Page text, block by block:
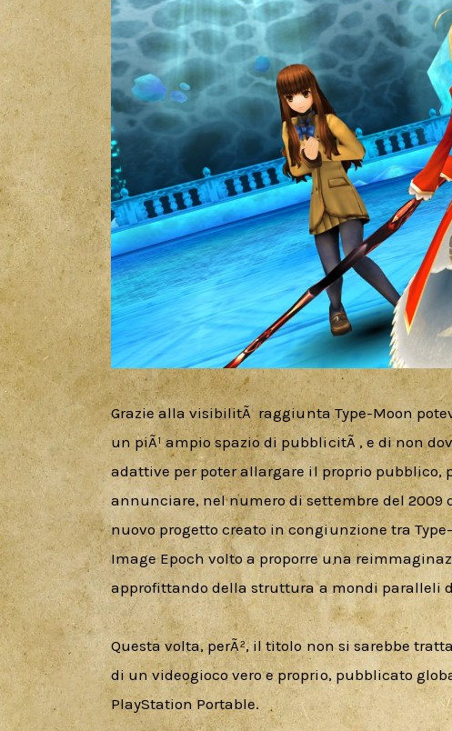
Grazie alla visibilitÃ  raggiunta Type-Moon
un piÃ¹ ampio spazio di pubblicitÃ , e di non
adattive per poter allargare il proprio pubblico,
annunciare, nel numero di settembre del 2009
nuovo progetto creato in congiunzione tra
Image Epoch volto a proporre una
approfittando della struttura a mondi paralleli
Questa volta, perÃ², il titolo non si sarebbe
di un videogioco vero e proprio, pubblicato
PlayStation Portable.